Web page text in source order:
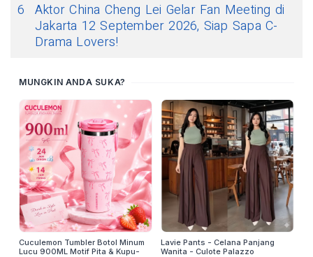
6 Aktor China Cheng Lei Gelar Fan Meeting di
Jakarta 12 September 2026, Siap Sapa C-
Drama Lovers!